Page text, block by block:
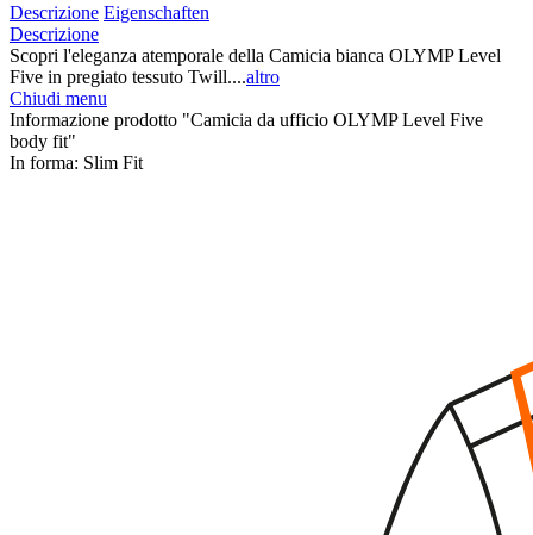
Descrizione Eigenschaften
Descrizione
Scopri l'eleganza atemporale della Camicia bianca OLYMP Level
Five in pregiato tessuto Twill....altro
Chiudi menu
Informazione prodotto "Camicia da ufficio OLYMP Level Five
body fit"
In forma: Slim Fit